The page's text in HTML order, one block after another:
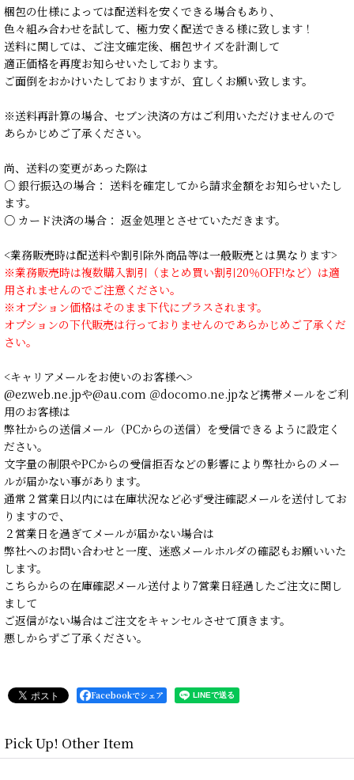
梱包の仕様によっては配送料を安くできる場合もあり、
色々組み合わせを試して、極力安く配送できる様に致します！
送料に関しては、ご注文確定後、梱包サイズを計測して
適正価格を再度お知らせいたしております。
ご面倒をおかけいたしておりますが、宜しくお願い致します。
※送料再計算の場合、セブン決済の方はご利用いただけませんので
あらかじめご了承ください。
尚、送料の変更があった際は
○ 銀行振込の場合： 送料を確定してから請求金額をお知らせいたし
ます。
○ カード決済の場合： 返金処理とさせていただきます。
<業務販売時は配送料や割引除外商品等は一般販売とは異なります>
※業務販売時は複数購入割引（まとめ買い割引20％OFF!など）は適
用されませんのでご注意ください。
※オプション価格はそのまま下代にプラスされます。
オプションの下代販売は行っておりませんのであらかじめご了承くだ
さい。
<キャリアメールをお使いのお客様へ>
@ezweb.ne.jpや@au.com ＠docomo.ne.jpなど携帯メールをご利
用のお客様は
弊社からの送信メール（PCからの送信）を受信できるように設定く
ださい。
文字量の制限やPCからの受信拒否などの影響により弊社からのメー
ルが届かない事があります。
通常２営業日以内には在庫状況など必ず受注確認メールを送付してお
りますので、
２営業日を過ぎてメールが届かない場合は
弊社へのお問い合わせと一度、迷惑メールホルダの確認もお願いいた
します。
こちらからの在庫確認メール送付より7営業日経過したご注文に関し
まして
ご返信がない場合はご注文をキャンセルさせて頂きます。
悪しからずご了承ください。
Facebookでシェア
Pick Up! Other Item